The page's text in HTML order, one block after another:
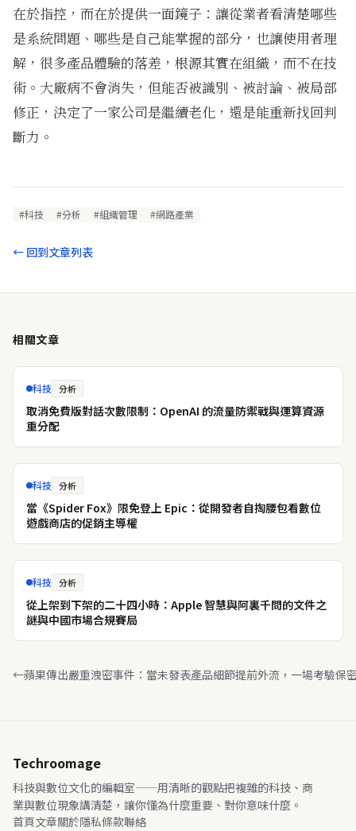
在於指控，而在於提供一面鏡子：讓從業者看清楚哪些
是系統問題、哪些是自己能掌握的部分，也讓使用者理
解，很多產品體驗的落差，根源其實在組織，而不在技
術。大廠病不會消失，但能否被識別、被討論、被局部
修正，決定了一家公司是繼續老化，還是能重新找回判
斷力。
#科技 #分析 #組織管理 #網路產業
← 回到文章列表
相關文章
科技 分析
取消免費版對話次數限制：OpenAI 的流量防禦戰與運算資源
重分配
科技 分析
當《Spider Fox》限免登上 Epic：從開發者自掏腰包看數位
遊戲商店的促銷主導權
科技 分析
從上架到下架的二十四小時：Apple 智慧與阿裏千問的文件之
謎與中國市場合規賽局
←蘋果傳出嚴重洩密事件：當未發表產品細節提前外流，一場考驗保
Techroomage
科技與數位文化的編輯室——用清晰的觀點把複雜的科技、商
業與數位現象講清楚，讓你懂為什麼重要、對你意味什麼。
首頁文章關於隱私條款聯絡